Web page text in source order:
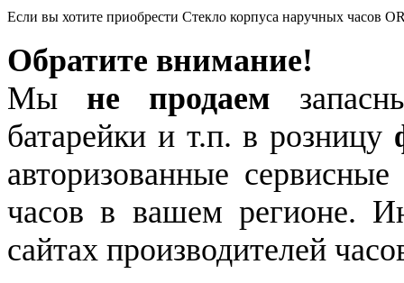
Если вы хотите приобрести Стекло корпуса наручных часов
Обратите внимание!
Мы не продаем
батарейки и т.п. в розницу
авторизованные
часов в вашем регионе.
сайтах производителей